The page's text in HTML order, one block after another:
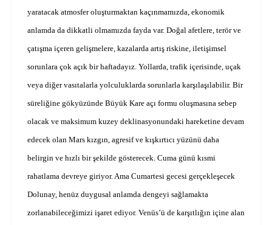
yaratacak atmosfer oluşturmaktan kaçınmamızda, ekonomik
anlamda da dikkatli olmamızda fayda var. Doğal afetlere, terör ve
çatışma içeren gelişmelere, kazalarda artış riskine, iletişimsel
sorunlara çok açık bir haftadayız. Yollarda, trafik içerisinde, uçak
veya diğer vasıtalarla yolculuklarda sorunlarla karşılaşılabilir. Bir
süreliğine gökyüzünde Büyük Kare açı formu oluşmasına sebep
olacak ve maksimum kuzey deklinasyonundaki hareketine devam
edecek olan Mars kızgın, agresif ve kışkırtıcı yüzünü daha
belirgin ve hızlı bir şekilde gösterecek. Cuma günü kısmi
rahatlama devreye giriyor. Ama Cumartesi gecesi gerçekleşecek
Dolunay, henüz duygusal anlamda dengeyi sağlamakta
zorlanabileceğimizi işaret ediyor. Venüs’ü de karşıtlığın içine alan